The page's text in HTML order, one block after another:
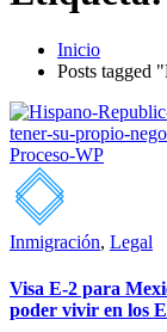
Inicio
Posts tagged
Inmigración, Legal
Visa E-2 para
poder vivir en los